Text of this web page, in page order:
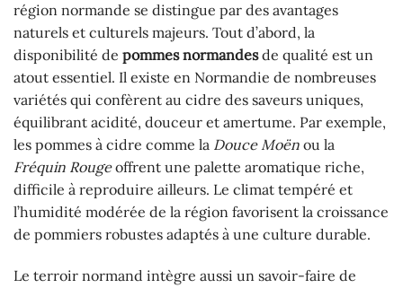
région normande se distingue par des avantages
naturels et culturels majeurs. Tout d’abord, la
disponibilité de pommes normandesde qualité est un
atout essentiel. Il existe en Normandie de nombreuses
variétés qui confèrent au cidre des saveurs uniques,
équilibrant acidité, douceur et amertume. Par exemple,
les pommes à cidre comme la Douce Moën ou la
Fréquin Rougeoffrent une palette aromatique riche,
difficile à reproduire ailleurs. Le climat tempéré et
l’humidité modérée de la région favorisent la croissance
de pommiers robustes adaptés à une culture durable.
Le terroir normand intègre aussi un savoir-faire de